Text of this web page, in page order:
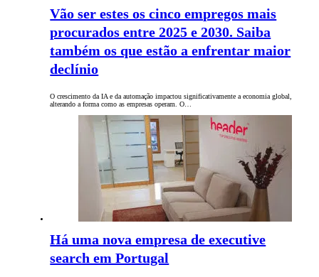
Vão ser estes os cinco empregos mais
procurados entre 2025 e 2030. Saiba
também os que estão a enfrentar maior
declínio
O crescimento da IA e da automação impactou significativamente a economia global,
alterando a forma como as empresas operam. O…
Há uma nova empresa de executive
search em Portugal